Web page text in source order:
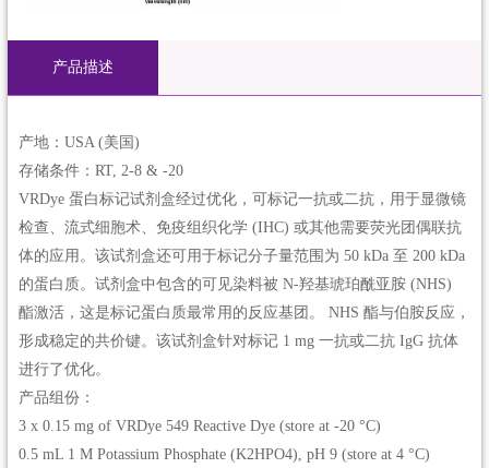
产品描述
产地：USA (美国)
存储条件：RT, 2-8 & -20
VRDye 蛋白标记试剂盒经过优化，可标记一抗或二抗，用于显微镜
检查、流式细胞术、免疫组织化学 (IHC) 或其他需要荧光团偶联抗
体的应用。该试剂盒还可用于标记分子量范围为 50 kDa 至 200 kDa
的蛋白质。试剂盒中包含的可见染料被 N-羟基琥珀酰亚胺 (NHS)
酯激活，这是标记蛋白质最常用的反应基团。 NHS 酯与伯胺反应，
形成稳定的共价键。该试剂盒针对标记 1 mg 一抗或二抗 IgG 抗体
进行了优化。
产品组份：
3 x 0.15 mg of VRDye 549 Reactive Dye (store at -20 °C)
0.5 mL 1 M Potassium Phosphate (K2HPO4), pH 9 (store at 4 °C)